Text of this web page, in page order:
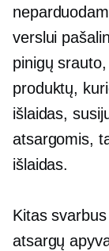
verslui
pinigų
produktų,
išlaidas,
atsargomis,
išlaidas.
Kitas
atsargų